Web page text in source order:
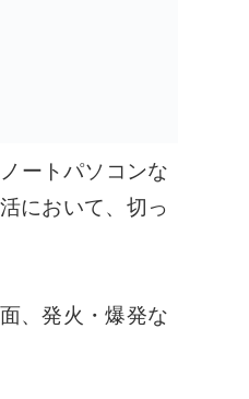
ートパソコンな
において、切っ
、発火・爆発な